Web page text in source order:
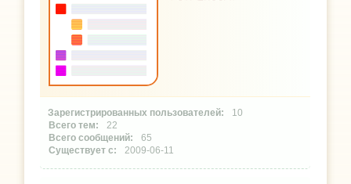
10
22
65
2009-06-11